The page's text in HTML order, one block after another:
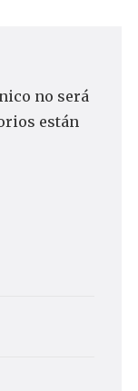
no será
están